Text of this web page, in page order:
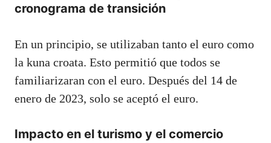
cronograma de transición
En un principio, se utilizaban tanto el euro como
la kuna croata. Esto permitió que todos se
familiarizaran con el euro. Después del 14 de
enero de 2023, solo se aceptó el euro.
Impacto en el turismo y el comercio